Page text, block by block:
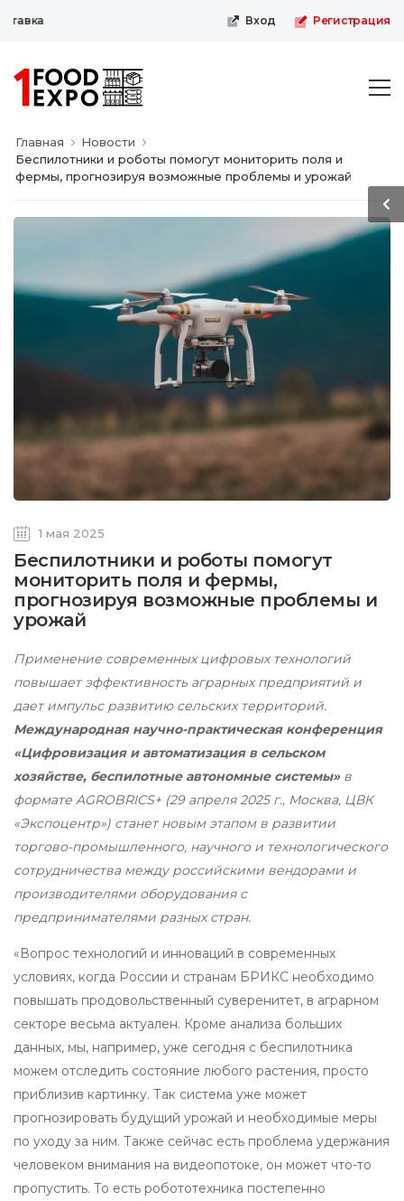
Вход Регистрация
Главная
Новости
Беспилотники и роботы помогут мониторить поля и
фермы, прогнозируя возможные проблемы и урожай
1 мая 2025
Беспилотники и роботы помогут
мониторить поля и фермы,
прогнозируя возможные проблемы и
урожай
Применение современных цифровых технологий
повышает эффективность аграрных предприятий и
дает импульс развитию сельских территорий.
Международная научно-практическая конференция
«Цифровизация и автоматизация в сельском
хозяйстве, беспилотные автономные системы» в
формате AGROBRICS+ (29 апреля 2025 г., Москва, ЦВК
«Экспоцентр») станет новым этапом в развитии
торгово-промышленного, научного и технологического
сотрудничества между российскими вендорами и
производителями оборудования с
предпринимателями разных стран.
«Вопрос технологий и инноваций в современных
условиях, когда России и странам БРИКС необходимо
повышать продовольственный суверенитет, в аграрном
секторе весьма актуален. Кроме анализа больших
данных, мы, например, уже сегодня с беспилотника
можем отследить состояние любого растения, просто
приблизив картинку. Так система уже может
прогнозировать будущий урожай и необходимые меры
по уходу за ним. Также сейчас есть проблема удержания
человеком внимания на видеопотоке, он может что-то
пропустить. То есть робототехника постепенно